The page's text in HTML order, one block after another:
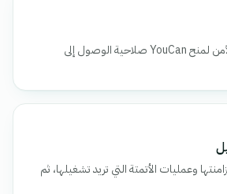
اتبع خطوات الاتصال الآمن لمنح YouCan صلاحية الوصول إلى
وعمليات الأتمتة التي تريد تشغيلها، ثم